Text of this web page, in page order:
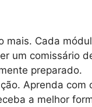
mais. Cada
um comissário
preparado.
Aprenda com
a melhor